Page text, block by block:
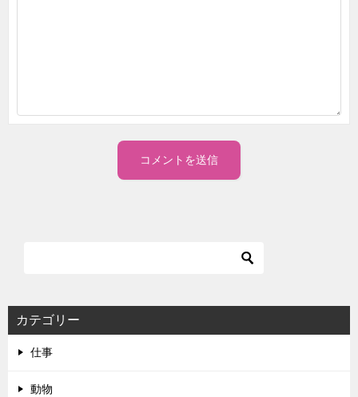
カテゴリー
仕事
動物